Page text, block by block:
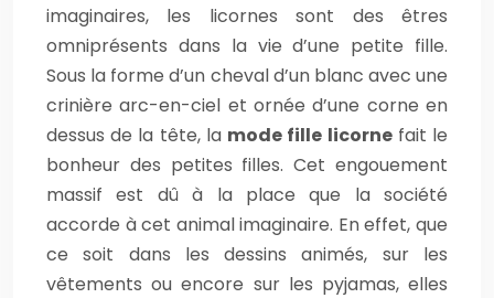
imaginaires, les licornes sont des êtres
omniprésents dans la vie d’une petite fille.
Sous la forme d’un cheval d’un blanc avec une
crinière arc-en-ciel et ornée d’une corne en
dessus de la tête, la mode fille licornefait le
bonheur des petites filles. Cet engouement
massif est dû à la place que la société
accorde à cet animal imaginaire. En effet, que
ce soit dans les dessins animés, sur les
vêtements ou encore sur les pyjamas, elles